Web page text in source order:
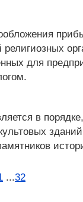
для
в
...32